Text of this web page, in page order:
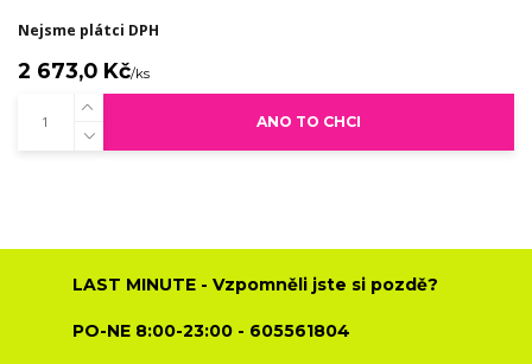
Nejsme plátci DPH
2 673,0 Kč/ks
ANO TO CHCI
LAST MINUTE - Vzpomněli jste si pozdě?
PO-NE 8:00-23:00 - 605561804